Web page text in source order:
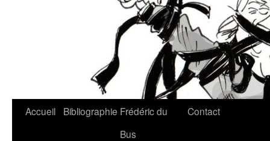
Accueil Bibliographie Frédéric du
Bus
Contact